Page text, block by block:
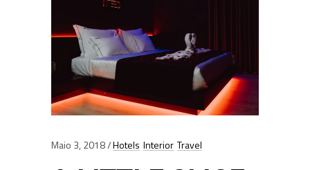
Maio 3, 2018 Hotels Interior Travel